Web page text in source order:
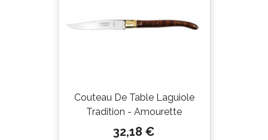
Couteau De Table Laguiole
Tradition - Amourette
Prix
32,18 €